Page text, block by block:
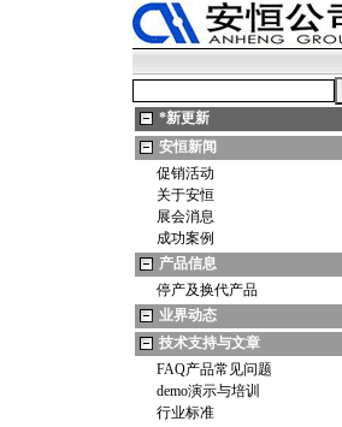
*新更新
安恒新闻
促销活动
关于安恒
展会消息
成功案例
产品信息
停产及换代产品
业界动态
技术支持与文章
FAQ产品常见问题
demo演示与培训
行业标准